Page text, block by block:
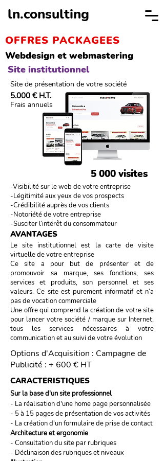
ln.consulting
OFFRES PACKAGEES
Webdesign et webmastering
Site institutionnel
Site de présentation de votre société
5.000 € H.T.
Frais annuels
5 000 visites
-Visibilité sur le web de votre entreprise
-Légitimité aux yeux de vos prospects
-Crédibilité auprès de vos clients
-Notoriété de votre entreprise
-Susciter l’intérêt du consommateur
AVANTAGES
Le site institutionnel est la carte de visite
virtuelle de votre entreprise
Ce site a pour but de présenter et de
promouvoir sa marque, ses fonctions, ses
services et produits, son personnel et ses
valeurs. Ce site est purement informatif et n’a
pas de vocation commerciale
Une offre qui comprend la création de votre site
pour lancer votre société / marque sur Internet,
tous les services nécessaires à votre
communication et au suivi de votre évolution
Options d'Acquisition : Campagne de
Publicité : + 600 € HT
CARACTERISTIQUES
Sur la base d'un site professionnel
- La réalisation d'une home page personnalisée
- 5 à 15 pages de présentation de vos activités
- La création d'un formulaire de prise de contact
Architecture et ergonomie
- Consultation du site par rubriques
- Déclinaison des rubriques et niveaux